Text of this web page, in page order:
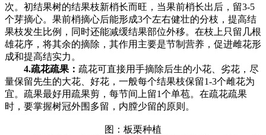
次。初结果树的结果枝新梢长而旺，当果前梢长出后，留3-5
个芽摘心。果前梢摘心后能形成3个左右健壮的分枝，提高结
果枝发生比例，同时还能减缓结果部位外移。在枝上只留几根
雄花序，将其余的摘除，其作用主要是节制营养，促进雌花形
成和提高结实力。
4.疏花疏果： 疏花可直接用手摘除后生的小花、劣花，尽
量保留先生的大花、好花，一般每个结果枝保留1-3个雌花为
宜。疏果最好用疏果剪，每节间上留1个单苞。在疏花疏果
时，要掌握树冠外围多留，内膛少留的原则。
图：板栗种植